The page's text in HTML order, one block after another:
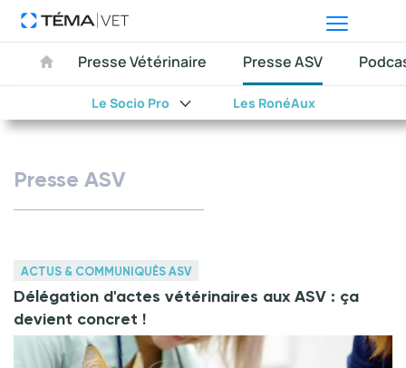
Presse Vétérinaire Presse ASV
Le Socio Pro Les RonéAux
Presse ASV
ACTUS & COMMUNIQUÉS ASV
Délégation d'actes vétérinaires aux ASV : ça
devient concret !